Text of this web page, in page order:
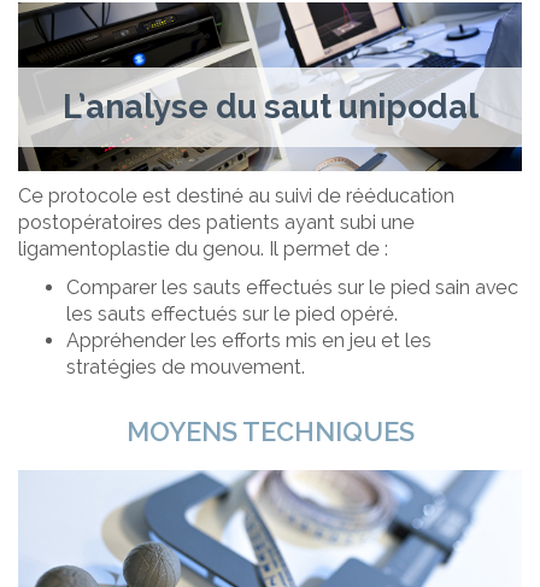
L’analyse du saut unipodal
Ce protocole est destiné au suivi de rééducation
postopératoires des patients ayant subi une
ligamentoplastie du genou. Il permet de :
Comparer les sauts effectués sur le pied sain avec
les sauts effectués sur le pied opéré.
Appréhender les efforts mis en jeu et les
stratégies de mouvement.
MOYENS TECHNIQUES